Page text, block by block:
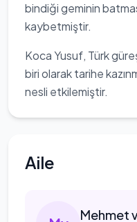
bindiği geminin
kaybetmiştir.
Koca Yusuf, Türk
biri olarak tarihe
nesli etkilemiştir.
Aile
Mehmet